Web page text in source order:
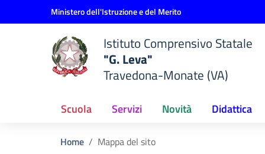
Vai ai contenuti
Vai al menu di navigazioneMinistero dell'Istruzione e del Merito
Istituto Comprensivo Statale
"G. Leva"
Travedona-Monate (VA)
Scuola Servizi Novità Didattica
Home Mappa del sito